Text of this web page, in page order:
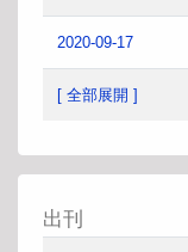
2020-09-17
[ 全部展開 ]
出刊